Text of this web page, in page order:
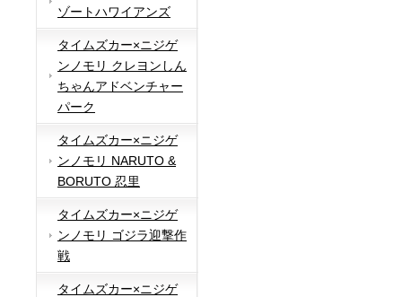
ゾートハワイアンズ
タイムズカー×ニジゲ
ンノモリ クレヨンしん
ちゃんアドベンチャー
パーク
タイムズカー×ニジゲ
ンノモリ NARUTO &
BORUTO 忍里
タイムズカー×ニジゲ
ンノモリ ゴジラ迎撃作
戦
タイムズカー×ニジゲ